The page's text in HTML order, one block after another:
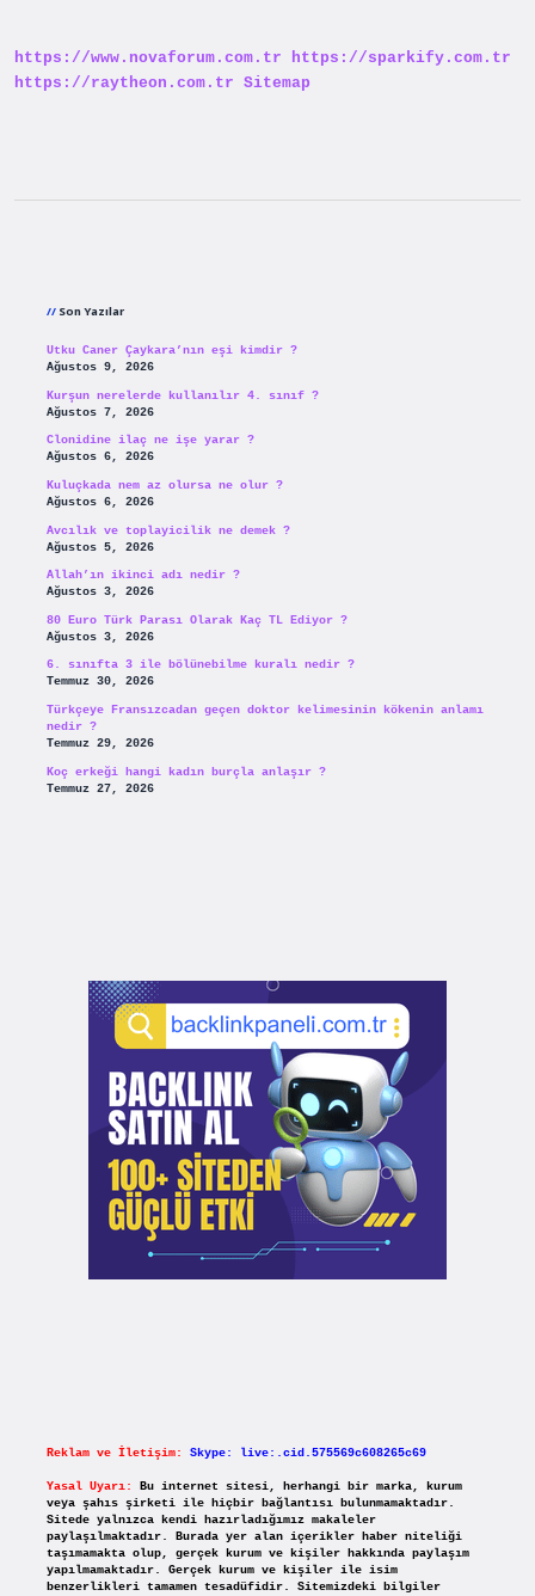
https://www.novaforum.com.tr
https://sparkify.com.tr
https://raytheon.com.tr Sitemap
Son Yazılar
Utku Caner Çaykara’nın eşi kimdir ?
Ağustos 9, 2026
Kurşun nerelerde kullanılır 4. sınıf ?
Ağustos 7, 2026
Clonidine ilaç ne işe yarar ?
Ağustos 6, 2026
Kuluçkada nem az olursa ne olur ?
Ağustos 6, 2026
Avcılık ve toplayicilik ne demek ?
Ağustos 5, 2026
Allah’ın ikinci adı nedir ?
Ağustos 3, 2026
80 Euro Türk Parası Olarak Kaç TL Ediyor ?
Ağustos 3, 2026
6. sınıfta 3 ile bölünebilme kuralı nedir ?
Temmuz 30, 2026
Türkçeye Fransızcadan geçen doktor kelimesinin kökenin anlamı
nedir ?
Temmuz 29, 2026
Koç erkeği hangi kadın burçla anlaşır ?
Temmuz 27, 2026
Reklam ve İletişim: Skype: live:.cid.575569c608265c69
Yasal Uyarı:
Bu internet sitesi, herhangi bir marka, kurum
veya şahıs şirketi ile hiçbir bağlantısı bulunmamaktadır.
Sitede yalnızca kendi hazırladığımız makaleler
paylaşılmaktadır. Burada yer alan içerikler haber niteliği
taşımamakta olup, gerçek kurum ve kişiler hakkında paylaşım
yapılmamaktadır. Gerçek kurum ve kişiler ile isim
benzerlikleri tamamen tesadüfidir. Sitemizdeki bilgiler